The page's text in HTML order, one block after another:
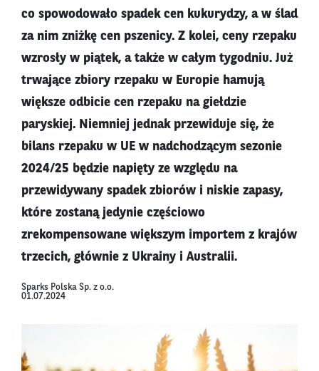
co spowodowało spadek cen kukurydzy, a w ślad
za nim zniżkę cen pszenicy. Z kolei, ceny rzepaku
wzrosły w piątek, a także w całym tygodniu. Już
trwające zbiory rzepaku w Europie hamują
większe odbicie cen rzepaku na giełdzie
paryskiej. Niemniej jednak przewiduje się, że
bilans rzepaku w UE w nadchodzącym sezonie
2024/25 będzie napięty ze względu na
przewidywany spadek zbiorów i niskie zapasy,
które zostaną jedynie częściowo
zrekompensowane większym importem z krajów
trzecich, głównie z Ukrainy i Australii.
Sparks Polska Sp. z o.o.
01.07.2024